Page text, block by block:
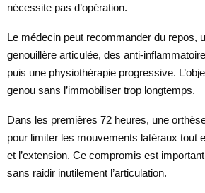
nécessite pas d’opération.
Le médecin peut recommander du repos,
genouillère articulée, des anti-
puis une physiothérapie progressive.
genou sans l’immobiliser trop longtemps.
Dans les premières 72 heures, une
pour limiter les mouvements latéraux tout
et l’extension. Ce compromis est
sans raidir inutilement l’articulation.